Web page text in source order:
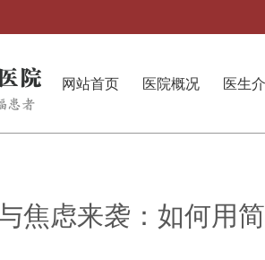
网站首页 医院概况 医生
焦虑来袭：如何用